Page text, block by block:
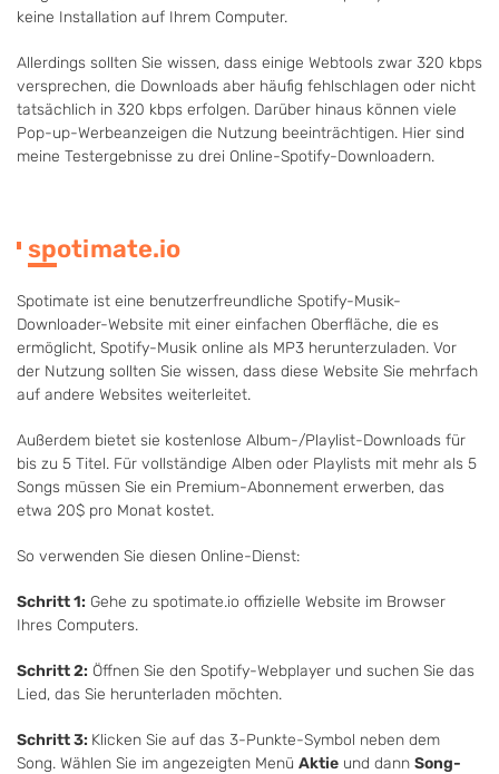
keine Installation auf Ihrem Computer.
Allerdings sollten Sie wissen, dass einige Webtools zwar 320 kbps
versprechen, die Downloads aber häufig fehlschlagen oder nicht
tatsächlich in 320 kbps erfolgen. Darüber hinaus können viele
Pop-up-Werbeanzeigen die Nutzung beeinträchtigen. Hier sind
meine Testergebnisse zu drei Online-Spotify-Downloadern.
spotimate.io
Spotimate ist eine benutzerfreundliche Spotify-Musik-
Downloader-Website mit einer einfachen Oberfläche, die es
ermöglicht, Spotify-Musik online als MP3 herunterzuladen. Vor
der Nutzung sollten Sie wissen, dass diese Website Sie mehrfach
auf andere Websites weiterleitet.
Außerdem bietet sie kostenlose Album-/Playlist-Downloads für
bis zu 5 Titel. Für vollständige Alben oder Playlists mit mehr als 5
Songs müssen Sie ein Premium-Abonnement erwerben, das
etwa 20$ pro Monat kostet.
So verwenden Sie diesen Online-Dienst:
Schritt 1: Gehe zu spotimate.io offizielle Website im Browser
Ihres Computers.
Schritt 2: Öffnen Sie den Spotify-Webplayer und suchen Sie das
Lied, das Sie herunterladen möchten.
Schritt 3: Klicken Sie auf das 3-Punkte-Symbol neben dem
Song. Wählen Sie im angezeigten Menü Aktie und dann Song-